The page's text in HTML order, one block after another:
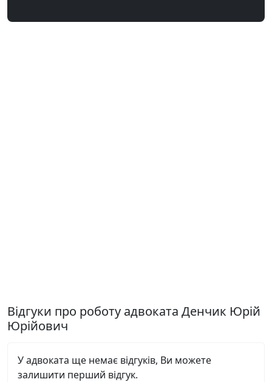
Відгуки про роботу адвоката Денчик Юрій
Юрійович
У адвоката ще немає відгуків, Ви можете
залишити перший відгук.